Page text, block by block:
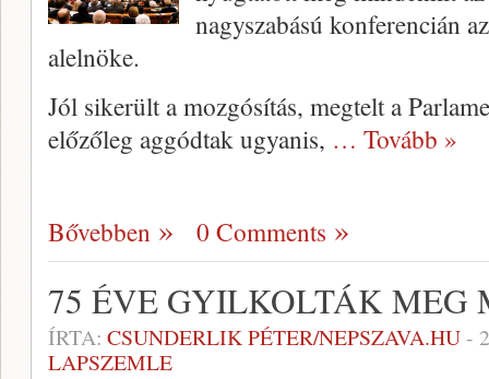
nagyszabású konferencián
alelnöke.
Jól sikerült a mozgósítás, megtelt a
előzőleg aggódtak ugyanis, … Tovább »
Bővebben 0 Comments
75 ÉVE GYILKOLTÁK MEG
ÍRTA: CSUNDERLIK PÉTER/NEPSZAVA.HU-
LAPSZEMLE